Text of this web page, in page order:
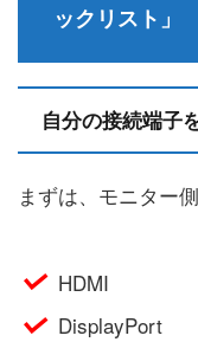
ックリスト」
自分の接続端子
まずは、モニター
HDMI
DisplayPort